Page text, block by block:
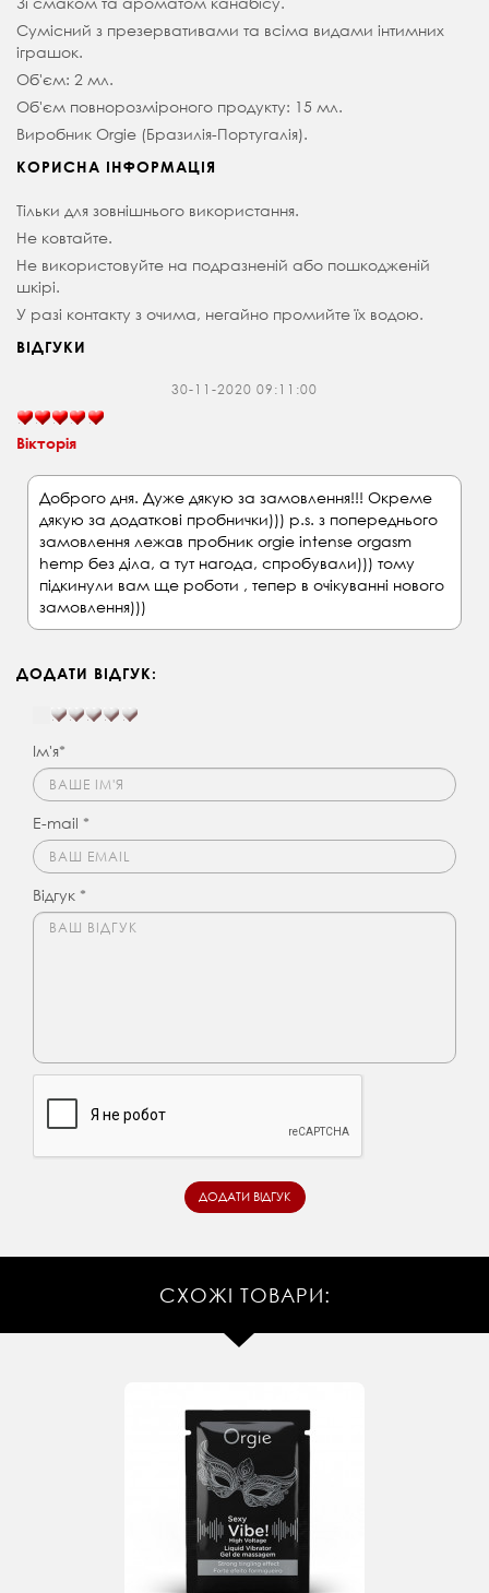
Сумісний з презервативами та всіма видами інтимних
іграшок.
Об'єм: 2 мл.
Об'єм повнорозміроного продукту: 15 мл.
Виробник Orgie (Бразилія-Португалія).
КОРИСНА ІНФОРМАЦІЯ
Тільки для зовнішнього використання.
Не ковтайте.
Не використовуйте на подразненій або пошкодженій
шкірі.
У разі контакту з очима, негайно промийте їх водою.
ВІДГУКИ
30-11-2020 09:11:00
Вікторія
Доброго дня. Дуже дякую за замовлення!!! Окреме
дякую за додаткові пробнички))) p.s. з попереднього
замовлення лежав пробник orgie intense orgasm
hemp без діла, а тут нагода, спробували))) тому
підкинули вам ще роботи , тепер в очікуванні нового
замовлення)))
ДОДАТИ ВІДГУК:
Ім'я*
E-mail *
Відгук *
СХОЖІ ТОВАРИ: